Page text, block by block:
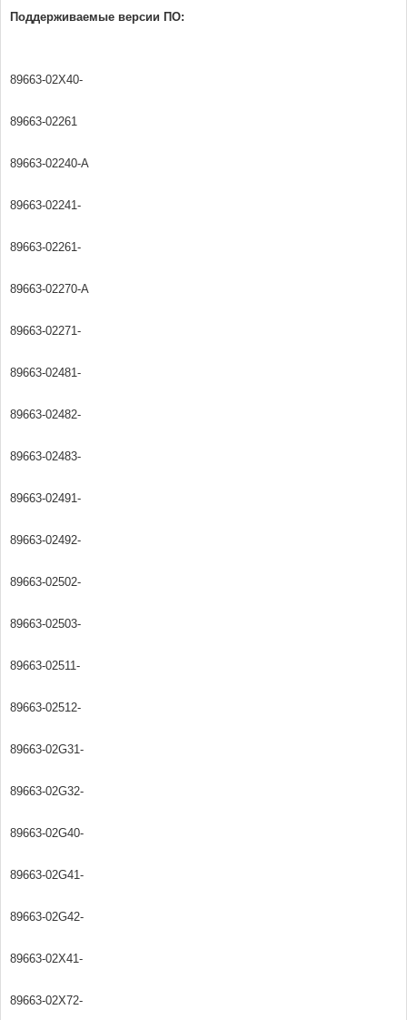
Поддерживаемые версии ПО:
89663-02X40-
89663-02261
89663-02240-A
89663-02241-
89663-02261-
89663-02270-A
89663-02271-
89663-02481-
89663-02482-
89663-02483-
89663-02491-
89663-02492-
89663-02502-
89663-02503-
89663-02511-
89663-02512-
89663-02G31-
89663-02G32-
89663-02G40-
89663-02G41-
89663-02G42-
89663-02X41-
89663-02X72-